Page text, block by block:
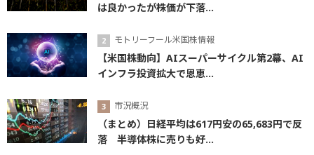
は良かったが株価が下落...
モトリーフール米国株情報
【米国株動向】AIスーパーサイクル第2幕、AI
インフラ投資拡大で恩恵...
市況概況
（まとめ）日経平均は617円安の65,683円で反
落 半導体株に売りも好...